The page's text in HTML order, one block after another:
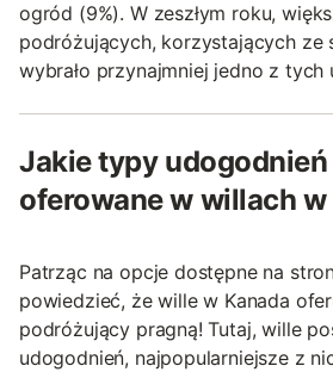
ogród (9%). W zeszłym roku,
podróżujących, korzystających ze
wybrało przynajmniej jedno z tych
Jakie typy udogodnień
oferowane w willach w
Patrząc na opcje dostępne na
powiedzieć, że wille w Kanada
podróżujący pragną! Tutaj, wille
udogodnień, najpopularniejsze z